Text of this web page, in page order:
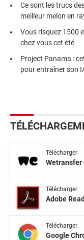
Ce sont les trucs
meilleur melon en
Vous risquez 1500
chez vous cet été
Project Panama :
pour entraîner son
Télécharger
Télécharger
Adobe
Télécharger
Google